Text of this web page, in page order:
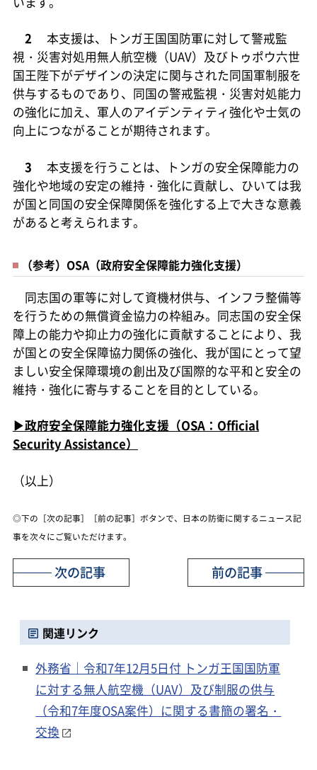
2
本支援は、トンガ王国国防軍に対して警戒監
視・災害対処用無人航空機（UAV）及びトゥポウ六世
国王陛下がデザインの決定に関与された同国軍制服を
供与するものであり、同国の警戒監視・災害対処能力
の強化に加え、軍人のアイデンティティ強化や士気の
向上につながることが期待されます。
3
本支援を行うことは、トンガの安全保障能力の
強化や地域の安定の維持・強化に貢献し、ひいては我
が国と同国の安全保障関係を強化する上で大きな意義
があると考えられます。
（参考）OSA（政府安全保障能力強化支援）
同志国の軍等に対して資機材供与、インフラ整備等
を行うための無償資金協力の枠組み。同志国の安全保
障上の能力や抑止力の強化に貢献することにより、我
が国との安全保障協力関係の強化、我が国にとって望
ましい安全保障環境の創出及び国際的な平和と安全の
維持・強化に寄与することを目的としている。
▶政府安全保障能力強化支援（OSA：Official
Security Assistance）
（以上）
◎下の［次の記事］［前の記事］ボタンで、日本の防衛に関するニュース記
事を次々にご覧いただけます。
前の記事
次の記事
関連リンク
外務省｜令和7年12月5日付 トンガ王国国防軍
に対する無人航空機（UAV）及び制服の供与
（令和7年度OSA案件）に関する書簡の署名・
交換